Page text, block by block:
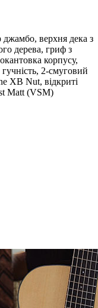
джамбо, верхня дека з
дерева, гриф з
корпусу,
2-смуговий
XB Nut, відкриті
Matt (VSM)